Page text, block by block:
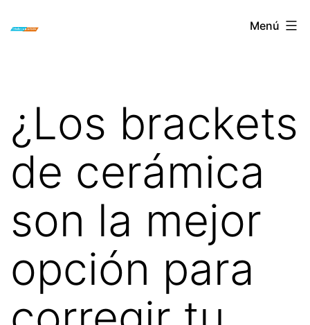
ORTODONCIA
Menú
¿Los brackets
de cerámica
son la mejor
opción para